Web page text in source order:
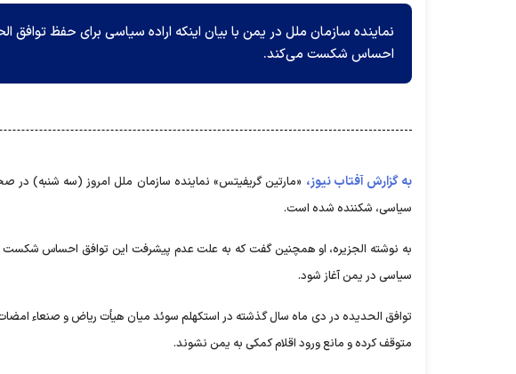
نماینده سازمان ملل در یمن با بیان اینکه اراده سیاسی برای حفظ
احساس شکست می‌کند.
به گزارش آفتاب نیوز، «مارتین گریفیتس» نماینده سازمان ملل امروز (سه شنبه) در
سیاسی، شکننده شده است.
به نوشته الجزیره، او همچنین گفت که به علت عدم پیشرفت این توافق احساس شکست
سیاسی در یمن آغاز شود.
توافق الحدیده در دی ماه سال گذشته در استکهلم سوئد میان هیأت ریاض و صنعاء
متوقف کرده و مانع ورود اقلام کمکی به یمن نشوند.